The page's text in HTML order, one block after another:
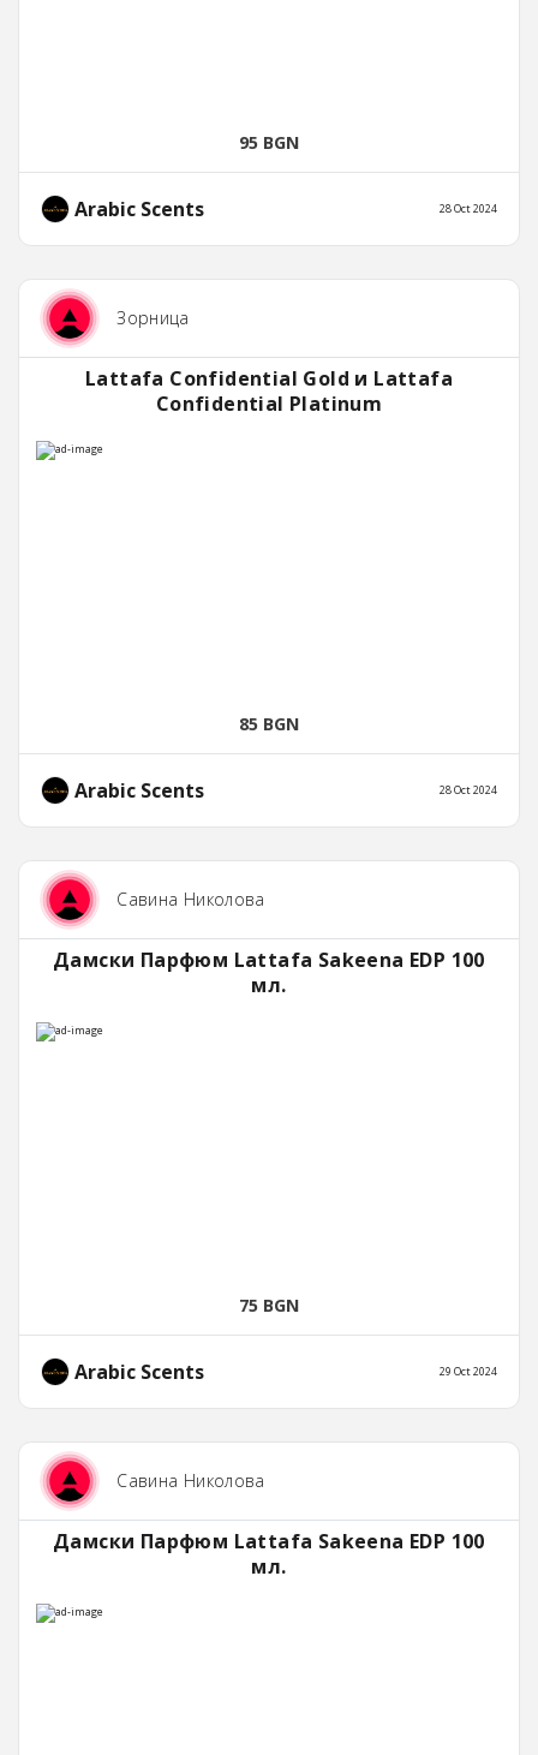
95 BGN
Arabic Scents 28 Oct 2024
Зорница
Lattafa Confidential Gold и Lattafa
Confidential Platinum
85 BGN
Arabic Scents 28 Oct 2024
Савина Николова
Дамски Парфюм Lattafa Sakeena EDP 100
мл.
75 BGN
Arabic Scents 29 Oct 2024
Савина Николова
Дамски Парфюм Lattafa Sakeena EDP 100
мл.